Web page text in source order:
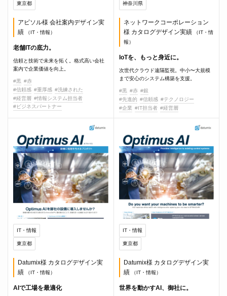
東京都
アビソル様 会社案内デザイン実
績
（IT・情報）
老舗ITの底力。
信頼と技術で未来を拓く。格式高い会社
案内で企業価値を向上。
#黒 #赤
#信頼感 #重厚感 #洗練された
#経営層 #情報システム担当者
#ビジネスパートナー
神奈川県
ネットワークコーポレーション
様 カタログデザイン実績
（IT・情
報）
IoTを、もっと身近に。
次世代クラウド遠隔監視。中小〜大規模
まで安心のシステム構築を支援。
#黒 #赤 #銀
#先進的 #信頼感 #テクノロジー
#企業 #IT担当者 #経営層
IT・情報
東京都
Datumix様 カタログデザイン実
績
（IT・情報）
AIで工場を最適化
IT・情報
東京都
Datumix様 カタログデザイン実
績
（IT・情報）
世界を動かすAI、御社に。